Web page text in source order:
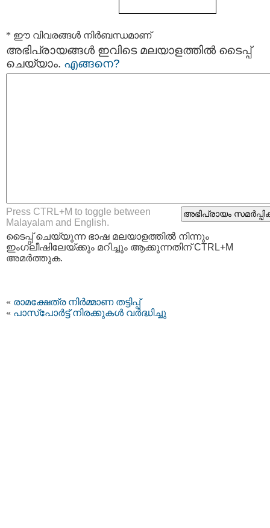
* ഈ വിവരങ്ങള്‍ നിര്‍ബന്ധമാണ്
അഭിപ്രായങ്ങള്‍ ഇവിടെ മലയാളത്തില്‍ ടൈപ്പ്
ചെയ്യാം. എങ്ങനെ?
Press CTRL+M to toggle between
Malayalam and English.
ടൈപ്പ്‌ ചെയ്യുന്ന ഭാഷ മലയാളത്തില്‍ നിന്നും
ഇംഗ്ലീഷിലേയ്ക്കും മറിച്ചും ആക്കുന്നതിന് CTRL+M
അമര്‍ത്തുക.
« രാമക്ഷേത്ര നിർമ്മാണ തട്ടിപ്പ്
« പാസ്‌പോർട്ട് നിരക്കുകൾ വർദ്ധിച്ചു